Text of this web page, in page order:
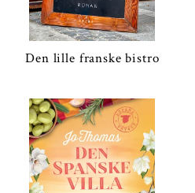
Den lille franske bistro